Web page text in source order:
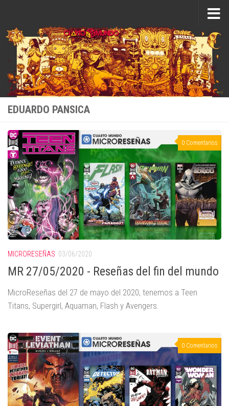
EDUARDO PANSICA
0 Comentarios
MICRORESEÑAS 03/06/2020
MR 27/05/2020 - Reseñas del fin del mundo
MicroReseñas del 27 de mayo del 2020, tenemos a Teen
Titans, Supergirl, Aquaman, Flash y Avengers.
0 Comentarios